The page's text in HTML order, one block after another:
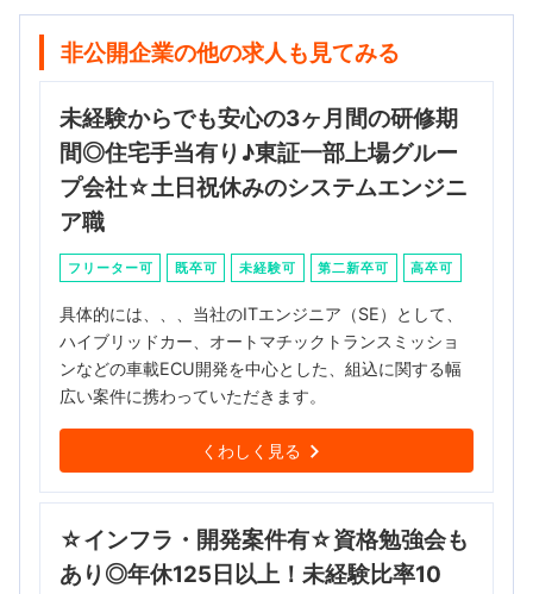
非公開企業の他の求人も見てみる
未経験からでも安心の3ヶ月間の研修期
間◎住宅手当有り♪東証一部上場グルー
プ会社☆土日祝休みのシステムエンジニ
ア職
フリーター可 既卒可 未経験可 第二新卒可 高卒可
具体的には、、、当社のITエンジニア（SE）として、
ハイブリッドカー、オートマチックトランスミッショ
ンなどの車載ECU開発を中心とした、組込に関する幅
広い案件に携わっていただきます。
くわしく見る
☆インフラ・開発案件有☆資格勉強会も
あり◎年休125日以上！未経験比率10